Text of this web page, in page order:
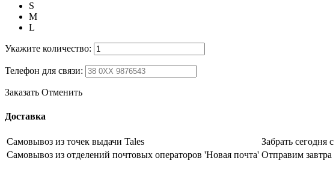
S
M
L
Укажите количество:
Телефон для связи:
Заказать Отменить
Доставка
Самовывоз из точек выдачи Tales Забрать сегодня
Самовывоз из отделений почтовых операторов 'Новая почта' Отправим завтра